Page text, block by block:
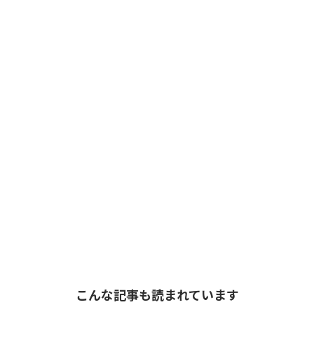
こんな記事も読まれています